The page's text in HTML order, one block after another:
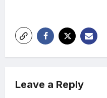
g
a
iLeave a Reply